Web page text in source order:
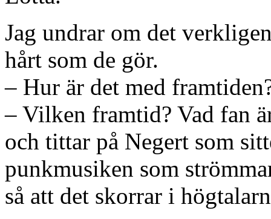
Jag undrar om det
hårt som de gör.
– Hur är det med
– Vilken framtid? Vad fan
och tittar på Negert som
punkmusiken som
så att det skorrar i